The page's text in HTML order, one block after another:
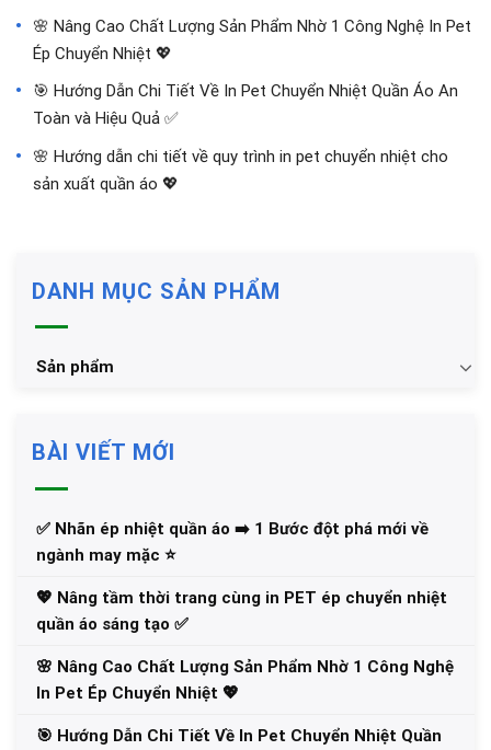
🌸 Nâng Cao Chất Lượng Sản Phẩm Nhờ 1 Công Nghệ In Pet
Ép Chuyển Nhiệt 💖
🎯 Hướng Dẫn Chi Tiết Về In Pet Chuyển Nhiệt Quần Áo An
Toàn và Hiệu Quả ✅
🌸 Hướng dẫn chi tiết về quy trình in pet chuyển nhiệt cho
sản xuất quần áo 💖
DANH MỤC SẢN PHẨM
Sản phẩm
BÀI VIẾT MỚI
✅‪ Nhãn ép nhiệt quần áo ➡️ 1 Bước đột phá mới về
ngành may mặc ⭐️
💖 Nâng tầm thời trang cùng in PET ép chuyển nhiệt
quần áo sáng tạo ✅
🌸 Nâng Cao Chất Lượng Sản Phẩm Nhờ 1 Công Nghệ
In Pet Ép Chuyển Nhiệt 💖
🎯 Hướng Dẫn Chi Tiết Về In Pet Chuyển Nhiệt Quần